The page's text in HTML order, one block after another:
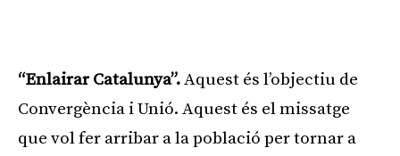
“Enlairar Catalunya”.Aquest és l’objectiu de
Convergència i Unió. Aquest és el missatge
que vol fer arribar a la població per tornar a